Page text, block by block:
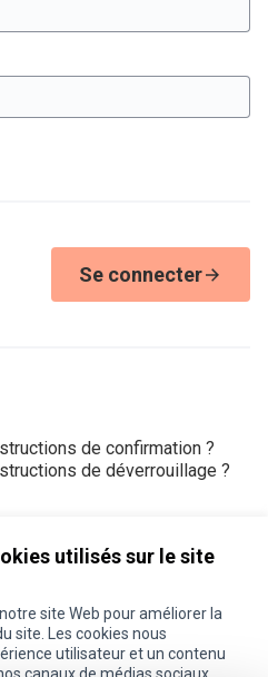
utilisés sur le site
site Web pour améliorer la
site. Les cookies nous
utilisateur et un contenu
Se connecter
de confirmation ?
de déverrouillage ?